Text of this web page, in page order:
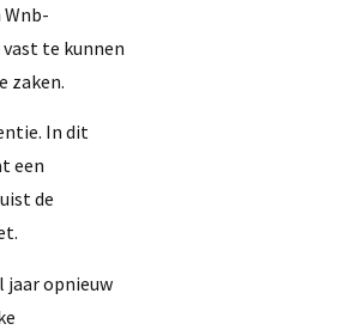
te kunnen
zaken.
In dit
een
de
jaar opnieuw